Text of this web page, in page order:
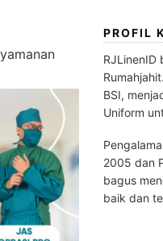
PROFIL
RJLinenID
BSI,
Uniform
2005 dan
bagus
baik dan